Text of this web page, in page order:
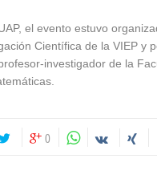
el evento estuvo
Científica de la VIEP y
investigador de la
0